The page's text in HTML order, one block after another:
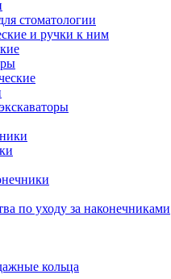
стоматологии
и ручки к ним
по уходу за наконечниками
кольца